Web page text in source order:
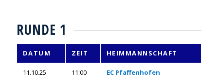
RUNDE 1
DATUM ZEIT HEIMMANNSCHAFT
11.10.25 11:00 EC Pfaffenhofen